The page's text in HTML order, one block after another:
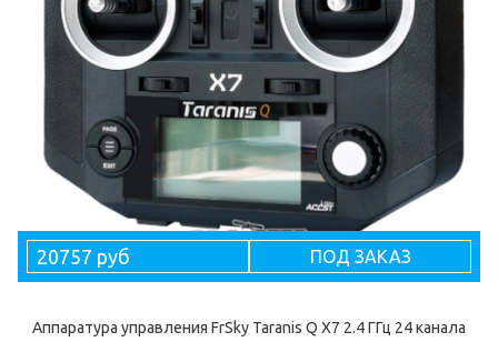
20757 руб ПОД ЗАКАЗ
Аппаратура управления FrSky Taranis Q X7 2.4 ГГц 24 канала